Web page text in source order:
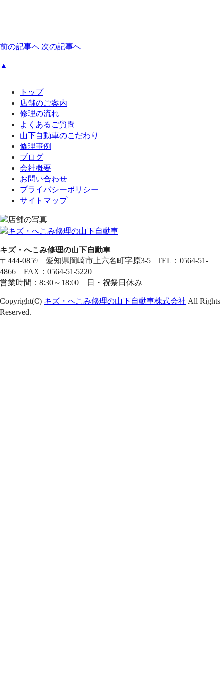
前の記事へ 次の記事へ
▲
トップ
店舗のご案内
修理の流れ
よくあるご質問
山下自動車のこだわり
修理事例
ブログ
会社概要
お問い合わせ
プライバシーポリシー
サイトマップ
キズ・へこみ修理の山下自動車
〒444-0859 愛知県岡崎市上六名町字原3-5 TEL：0564-51-
4866 FAX：0564-51-5220
営業時間：8:30～18:00 日・祝祭日休み
Copyright(C) キズ・へこみ修理の山下自動車株式会社 All Rights
Reserved.